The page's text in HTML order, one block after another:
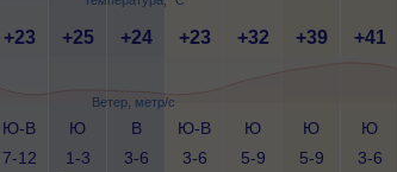
Ветер, метр/с
+23 +25 +24 +23 +32 +39 +41
Ю-В
7-12
Ю
1-3
В
3-6
Ю-В
3-6
Ю
5-9
Ю
5-9
Ю
3-6